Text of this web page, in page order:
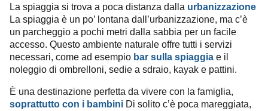
La spiaggia si trova a poca distanza dalla urbanizzazione
La spiaggia è un po’ lontana dall’urbanizzazione, ma c’è
un parcheggio a pochi metri dalla sabbia per un facile
accesso. Questo ambiente naturale offre tutti i servizi
necessari, come ad esempio bar sulla spiaggia e il
noleggio di ombrelloni, sedie a sdraio, kayak e pattini.
È una destinazione perfetta da vivere con la famiglia,
soprattutto con i bambini Di solito c’è poca mareggiata,